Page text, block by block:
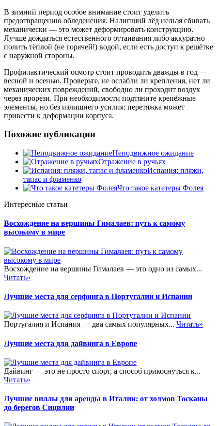
В зимний период особое внимание стоит уделить
предотвращению обледенения. Налипший лёд нельзя сбивать
механически — это может деформировать конструкцию.
Лучше дождаться естественного оттаивания либо аккуратно
полить тёплой (не горячей!) водой, если есть доступ к решётке
с наружной стороны.
Профилактический осмотр стоит проводить дважды в год —
весной и осенью. Проверьте, не ослабли ли крепления, нет ли
механических повреждений, свободно ли проходит воздух
через прорези. При необходимости подтяните крепёжные
элементы, но без излишнего усилия: перетяжка может
привести к деформации корпуса.
Похожие публикации
Неподвижное ожидание
Отражение в ручьях
Испания: пляжи,
тапас и фламенко
Что такое катетеры Фолея
Интересные статьи
Восхождение на вершины Гималаев: путь к самому
высокому в мире
Восхождение на вершины Гималаев — это одно из самых...
Читать»
Лучшие места для серфинга в Португалии и Испании
Португалия и Испания — два самых популярных... Читать»
Лучшие места для дайвинга в Европе
Дайвинг — это не просто спорт, а способ прикоснуться к...
Читать»
Лучшие виллы для аренды в Италии: от холмов Тосканы
до берегов Сицилии